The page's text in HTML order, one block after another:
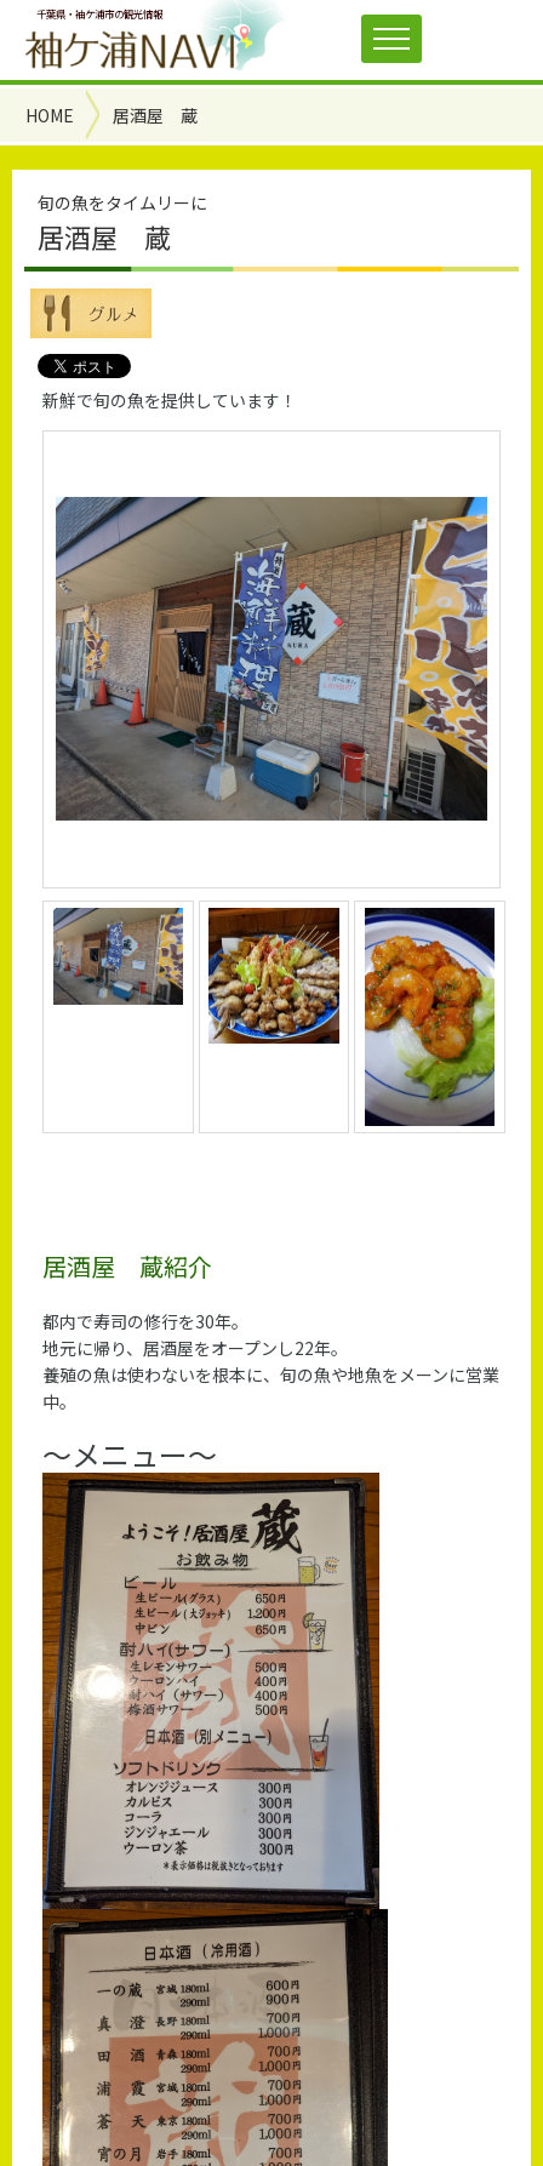
千葉県・袖ケ浦市の観光情報
HOME 居酒屋 蔵
旬の魚をタイムリーに
居酒屋 蔵
新鮮で旬の魚を提供しています！
居酒屋 蔵紹介
都内で寿司の修行を30年。
地元に帰り、居酒屋をオープンし22年。
養殖の魚は使わないを根本に、旬の魚や地魚をメーンに営業
中。
～メニュー～